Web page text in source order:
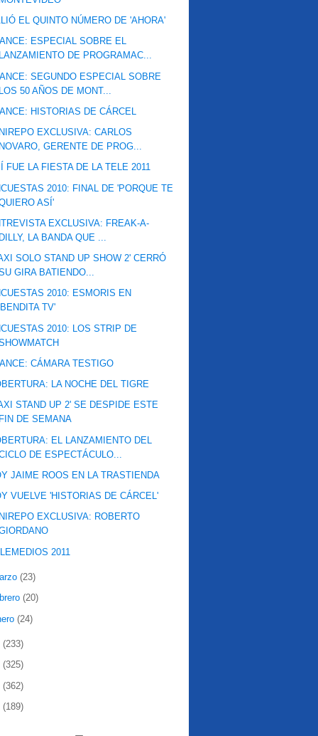
EL QUINTO NÚMERO DE 'AHORA'
ESPECIAL SOBRE EL
DE PROGRAMAC...
SEGUNDO ESPECIAL SOBRE
50 AÑOS DE MONT...
HISTORIAS DE CÁRCEL
EXCLUSIVA: CARLOS
GERENTE DE PROG...
FUE LA FIESTA DE LA TELE 2011
2010: FINAL DE 'PORQUE TE
ASÍ'
EXCLUSIVA: FREAK-A-
LA BANDA QUE ...
SOLO STAND UP SHOW 2' CERRÓ
GIRA BATIENDO...
2010: ESMORIS EN
TV'
2010: LOS STRIP DE
CÁMARA TESTIGO
LA NOCHE DEL TIGRE
STAND UP 2' SE DESPIDE ESTE
DE SEMANA
EL LANZAMIENTO DEL
DE ESPECTÁCULO...
JAIME ROOS EN LA TRASTIENDA
VUELVE 'HISTORIAS DE CÁRCEL'
EXCLUSIVA: ROBERTO
2011
(23)
(20)
(24)
(233)
(325)
(362)
(189)